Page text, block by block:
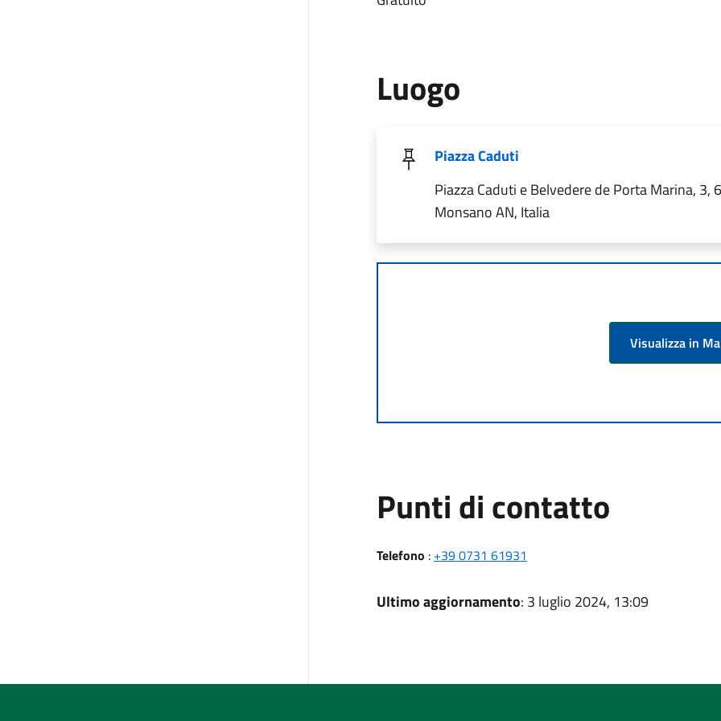
Luogo
Piazza Caduti
Piazza Caduti e Belvedere de Porta Marina, 3,
Monsano AN, Italia
Visualizza in
Punti di contatto
Telefono : +39 0731 61931
Ultimo aggiornamento: 3 luglio 2024, 13:09